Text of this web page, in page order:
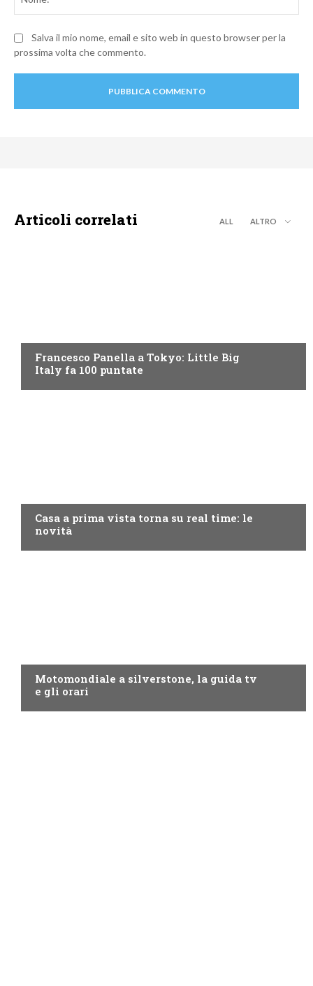
Salva il mio nome, email e sito web in questo browser per la
prossima volta che commento.
Articoli correlati ALL ALTRO
Francesco Panella a Tokyo: Little Big
Italy fa 100 puntate
Casa a prima vista torna su real time: le
novità
Motomondiale a silverstone, la guida tv
e gli orari